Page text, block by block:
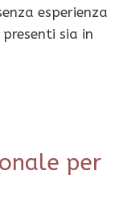
esperienza
sia in
per